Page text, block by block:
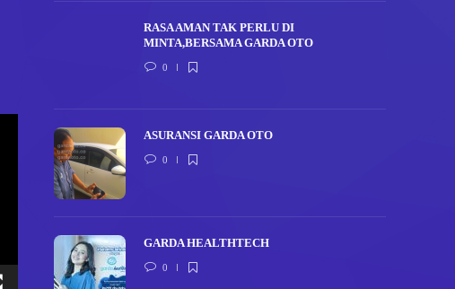
RASA AMAN TAK PERLU DI
MINTA,BERSAMA GARDA OTO
0
ASURANSI GARDA OTO
0
GARDA HEALTHTECH
0